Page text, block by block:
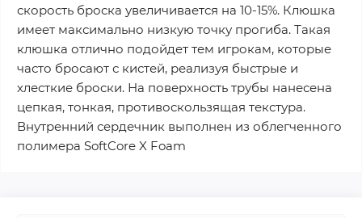
скорость броска увеличивается на 10-15%. Клюшка
имеет максимально низкую точку прогиба. Такая
клюшка отлично подойдет тем игрокам, которые
часто бросают с кистей, реализуя быстрые и
хлесткие броски. На поверхность трубы нанесена
цепкая, тонкая, противоскользящая текстура.
Внутренний сердечник выполнен из облегченного
полимера SoftCore X Foam